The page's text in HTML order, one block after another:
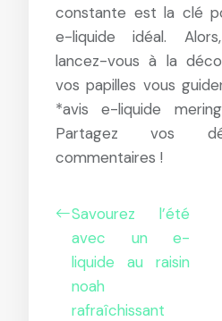
constante est la clé
e-liquide idéal.
lancez-vous à la
vos papilles vous
*avis e-liquide
Partagez vos
commentaires !
Savourez l’été
avec un e-
liquide au raisin
noah
rafraîchissant